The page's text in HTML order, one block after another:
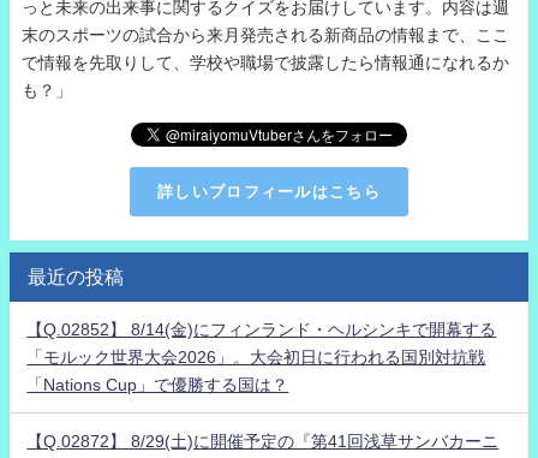
っと未来の出来事に関するクイズをお届けしています。内容は週
末のスポーツの試合から来月発売される新商品の情報まで、ここ
で情報を先取りして、学校や職場で披露したら情報通になれるか
も？」
詳しいプロフィールはこちら
最近の投稿
【Q.02852】 8/14(金)にフィンランド・ヘルシンキで開幕する
「モルック世界大会2026」。大会初日に行われる国別対抗戦
「Nations Cup」で優勝する国は？
【Q.02872】 8/29(土)に開催予定の『第41回浅草サンバカーニ